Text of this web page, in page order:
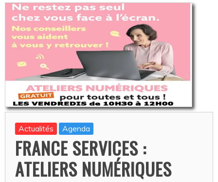
Actualités Agenda
FRANCE SERVICES :
ATELIERS NUMÉRIQUES